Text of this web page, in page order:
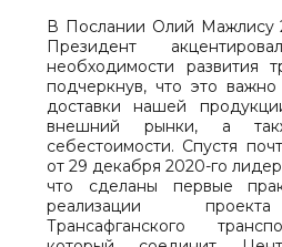
В Послании Олий Мажлису
Президент
необходимости развития
подчеркнув, что это
доставки нашей
внешний рынки, а
себестоимости. Спустя
от 29 декабря 2020-го
что сделаны первые
реализации проекта
Трансафганского